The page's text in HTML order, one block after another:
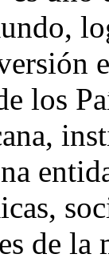
los
de la